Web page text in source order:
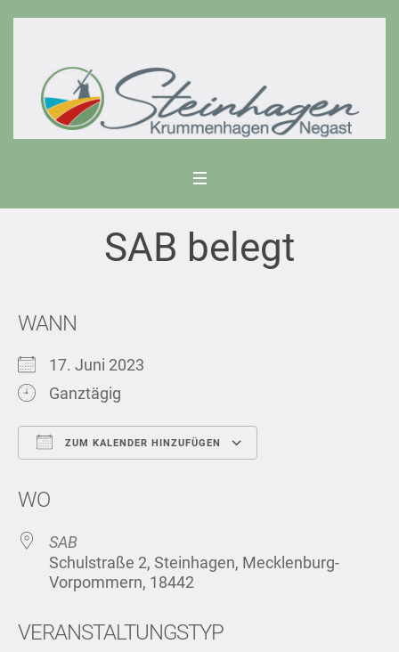
SAB belegt
WANN
17. Juni 2023
Ganztägig
ZUM KALENDER HINZUFÜGEN
WO
SAB
Schulstraße 2, Steinhagen, Mecklenburg-
Vorpommern, 18442
VERANSTALTUNGSTYP